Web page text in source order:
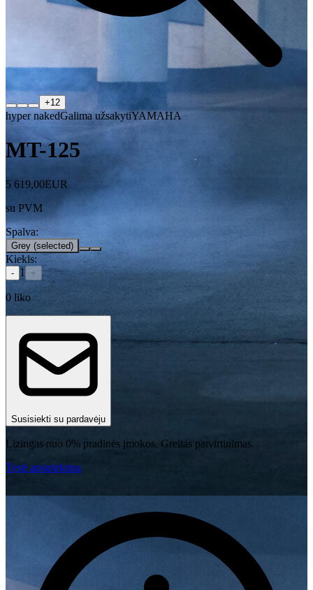
+12
hyper nakedGalima užsakytiYAMAHA
MT-125
5 619,00EUR
su PVM
Spalva:
Grey (selected)
Kiekis:
- 1 +
0 liko
Susisiekti su pardavėju
Lizingas nuo 0% pradinės įmokos. Greitas patvirtinimas.
Tęsti apsipirkimą